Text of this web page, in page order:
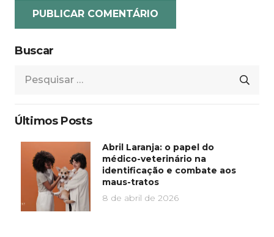
PUBLICAR COMENTÁRIO
Buscar
Últimos Posts
Abril Laranja: o papel do
médico-veterinário na
identificação e combate aos
maus-tratos
8 de abril de 2026